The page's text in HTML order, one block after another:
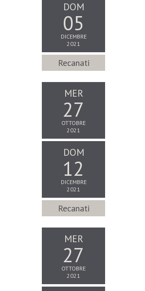
DOM
05
DICEMBRE
2021
Recanati
MER
27
OTTOBRE
2021
DOM
12
DICEMBRE
2021
Recanati
MER
27
OTTOBRE
2021